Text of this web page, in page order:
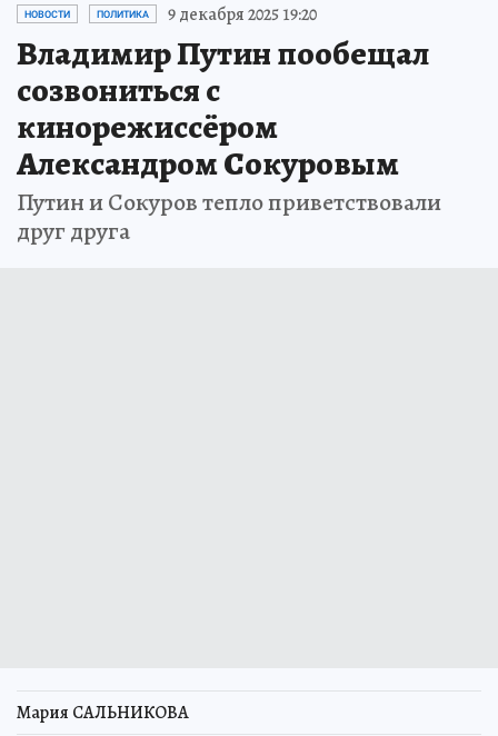
НОВОСТИ ПОЛИТИКА 9 декабря 2025 19:20
Владимир Путин пообещал
созвониться с
кинорежиссёром
Александром Сокуровым
Путин и Сокуров тепло приветствовали
друг друга
Мария САЛЬНИКОВА